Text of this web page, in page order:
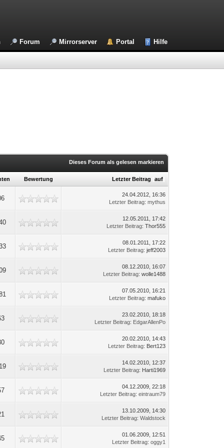
Forum Mirrorserver Portal Hilfe
Dieses Forum als gelesen markieren
Bewertung Letzter Beitrag [auf
24.04.2012, 16:36
Letzter Beitrag:mythus
12.05.2011, 17:42
Letzter Beitrag: Thor555
08.01.2011, 17:22
Letzter Beitrag: jeff2003
08.12.2010, 16:07
Letzter Beitrag: wolle1488
07.05.2010, 16:21
Letzter Beitrag: mafuko
23.02.2010, 18:18
Letzter Beitrag: EdgarAllenPo
20.02.2010, 14:43
Letzter Beitrag: Bert123
14.02.2010, 12:37
Letzter Beitrag: Harti1969
04.12.2009, 22:18
Letzter Beitrag:eintraum79
13.10.2009, 14:30
Letzter Beitrag:Waldstock
01.06.2009, 12:51
Letzter Beitrag:oggy1